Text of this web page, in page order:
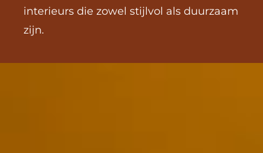
interieurs die zowel stijlvol als duurzaam
zijn.